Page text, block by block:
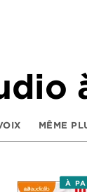
MÊME
À